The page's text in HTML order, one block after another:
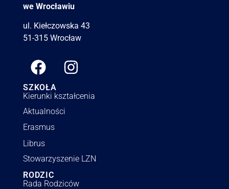
we Wrocławiu
ul. Kiełczowska 43
51-315 Wrocław
SZKOŁA
Kierunki kształcenia
Aktualności
Erasmus
Librus
Stowarzyszenie LZN
RODZIC
Rada Rodziców